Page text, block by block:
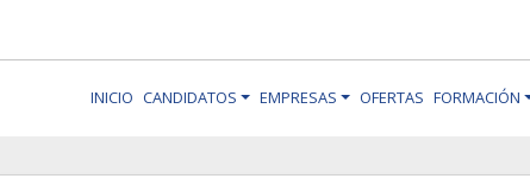
INICIO CANDIDATOS EMPRESAS OFERTAS FORMACIÓN